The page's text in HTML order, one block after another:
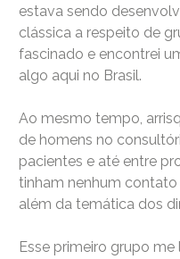
estava sendo
clássica a respeito de
fascinado e encontrei
algo aqui no Brasil.
Ao mesmo tempo,
de homens no
pacientes e até entre
tinham nenhum
além da temática dos
Esse primeiro grupo me